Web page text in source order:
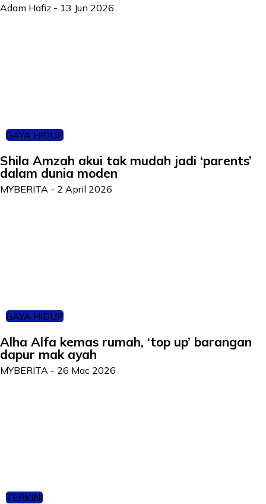
Adam Hafiz - 13 Jun 2026
GAYA HIDUP
Shila Amzah akui tak mudah jadi ‘parents’
dalam dunia moden
MYBERITA - 2 April 2026
GAYA HIDUP
Alha Alfa kemas rumah, ‘top up’ barangan
dapur mak ayah
MYBERITA - 26 Mac 2026
TERKINI